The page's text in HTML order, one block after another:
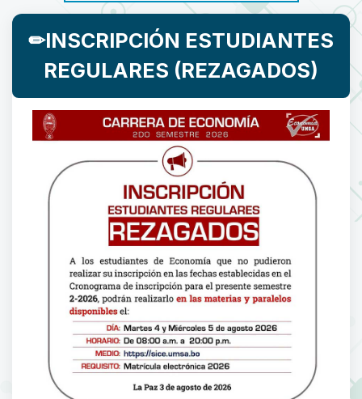
✏INSCRIPCIÓN ESTUDIANTES
REGULARES (REZAGADOS)